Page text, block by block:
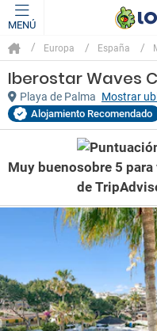
MENÚ
Europa España
Iberostar Waves
Playa de Palma Mostrar
Alojamiento Recomendado
Muy bueno